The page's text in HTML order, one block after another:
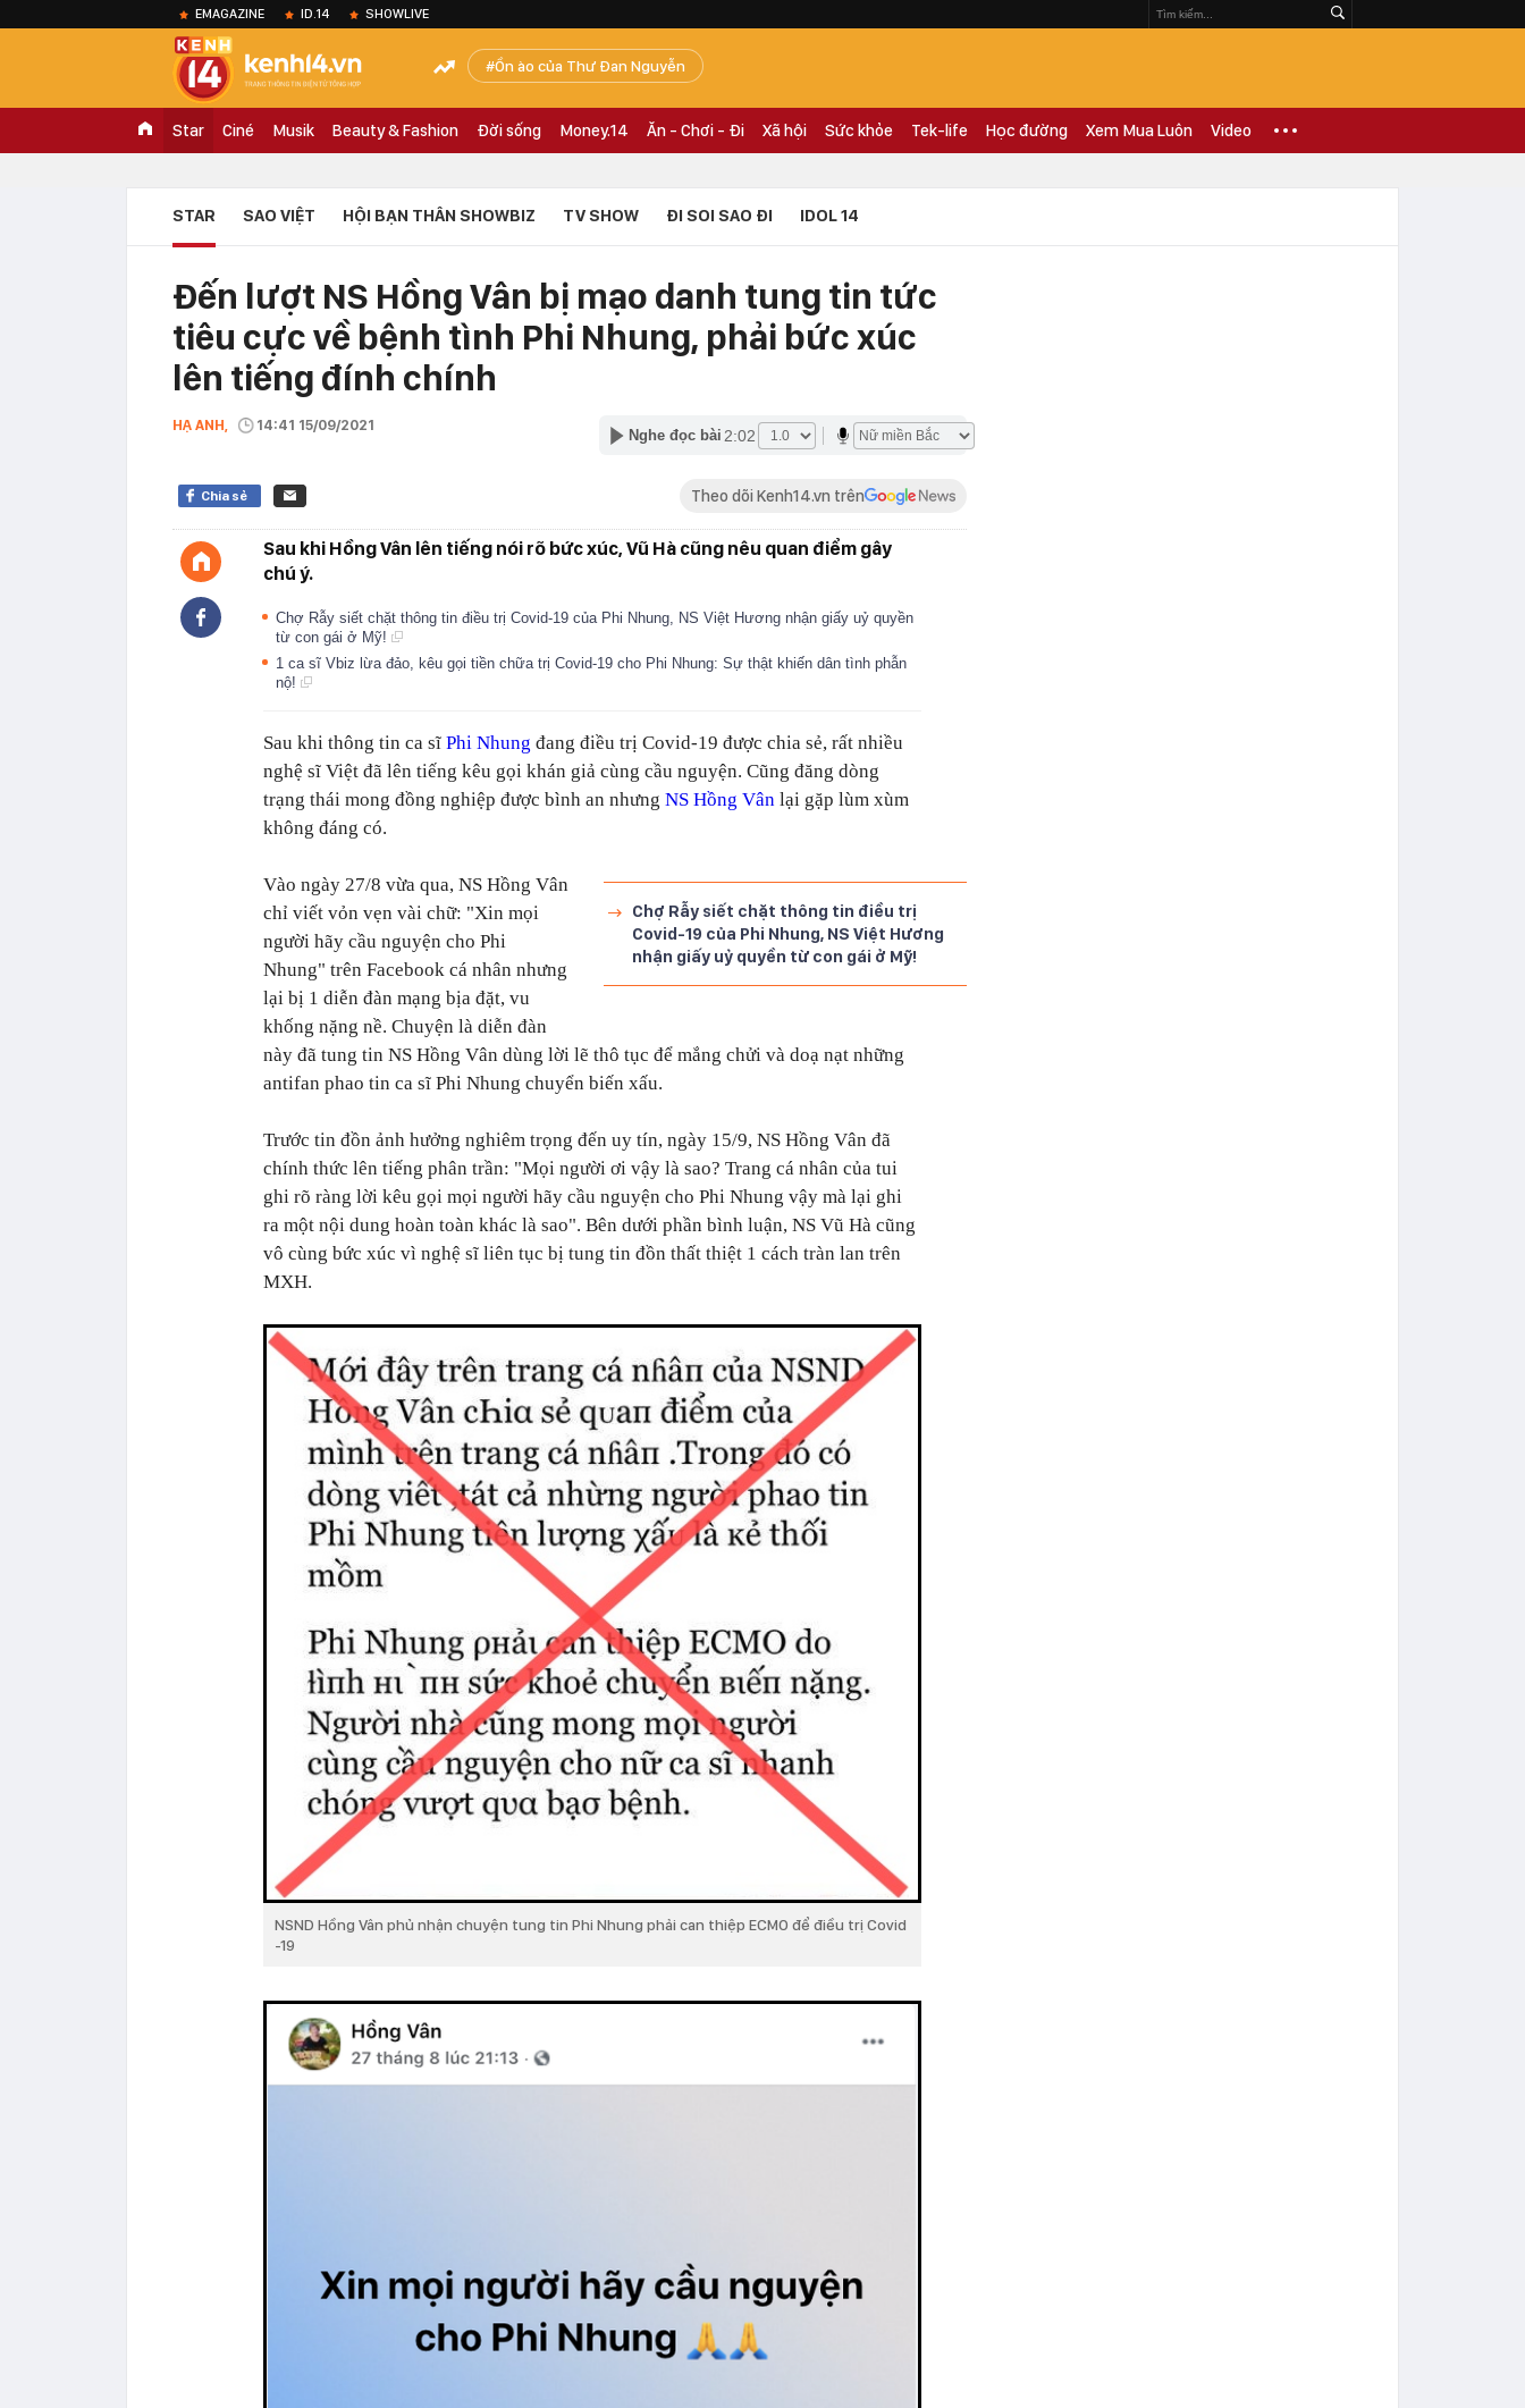
EMAGAZINE ID.14 SHOWLIVE
Ồn ào của Thư Đan Nguyễn
Star Ciné Musik Beauty & Fashion Đời sống Money.14 Ăn - Chơi - Đi Xã hội Sức khỏe Tek-life Học đường Xem Mua Luôn Video
STAR SAO VIỆT HỘI BẠN THÂN SHOWBIZ TV SHOW ĐI SOI SAO ĐI IDOL 14
Đến lượt NS Hồng Vân bị mạo danh tung tin tức
tiêu cực về bệnh tình Phi Nhung, phải bức xúc
lên tiếng đính chính
HẠ ANH, 14:41 15/09/2021
Nghe đọc bài 2:02
Chia sẻ Theo dõi Kenh14.vn trên
Sau khi Hồng Vân lên tiếng nói rõ bức xúc, Vũ Hà cũng nêu quan điểm gây
chú ý.
Chợ Rẫy siết chặt thông tin điều trị Covid-19 của Phi Nhung, NS Việt Hương nhận giấy uỷ quyền
từ con gái ở Mỹ!
1 ca sĩ Vbiz lừa đảo, kêu gọi tiền chữa trị Covid-19 cho Phi Nhung: Sự thật khiến dân tình phẫn
nộ!
Sau khi thông tin ca sĩ Phi Nhung đang điều trị Covid-19 được chia sẻ, rất nhiều
nghệ sĩ Việt đã lên tiếng kêu gọi khán giả cùng cầu nguyện. Cũng đăng dòng
trạng thái mong đồng nghiệp được bình an nhưng NS Hồng Vân lại gặp lùm xùm
không đáng có.
Chợ Rẫy siết chặt thông tin điều trị
Covid-19 của Phi Nhung, NS Việt Hương
nhận giấy uỷ quyền từ con gái ở Mỹ!
Vào ngày 27/8 vừa qua, NS Hồng Vân
chỉ viết vỏn vẹn vài chữ: "Xin mọi
người hãy cầu nguyện cho Phi
Nhung" trên Facebook cá nhân nhưng
lại bị 1 diễn đàn mạng bịa đặt, vu
khống nặng nề. Chuyện là diễn đàn
này đã tung tin NS Hồng Vân dùng lời lẽ thô tục để mắng chửi và doạ nạt những
antifan phao tin ca sĩ Phi Nhung chuyển biến xấu.
Trước tin đồn ảnh hưởng nghiêm trọng đến uy tín, ngày 15/9, NS Hồng Vân đã
chính thức lên tiếng phân trần: "Mọi người ơi vậy là sao? Trang cá nhân của tui
ghi rõ ràng lời kêu gọi mọi người hãy cầu nguyện cho Phi Nhung vậy mà lại ghi
ra một nội dung hoàn toàn khác là sao". Bên dưới phần bình luận, NS Vũ Hà cũng
vô cùng bức xúc vì nghệ sĩ liên tục bị tung tin đồn thất thiệt 1 cách tràn lan trên
MXH.
NSND Hồng Vân phủ nhận chuyện tung tin Phi Nhung phải can thiệp ECMO để điều trị Covid
-19